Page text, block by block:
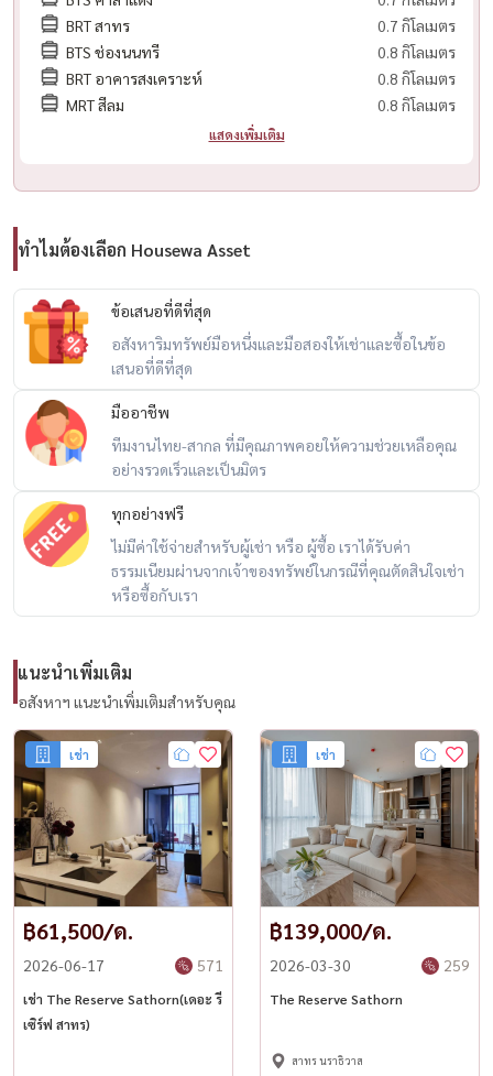
📣 For rent, The Reserve Sathorn condo, beautiful room, spacious,
fully furnished, ready to move in! ✨
📍 Good location in the heart of Sathorn
✅ Size 57 sq.m. 11th floor
✅ 1 bedroom + Room Plus (office room), 1 bathroom (with
bathtub)
✅ Living room + separate kitchen
✅ Fully furnished, ready to move in on March 8, 2025
💰 Rent 61,500 baht / month
📌 Conditions
● 2 months deposit + 1 month advance payment
● Minimum contract 1 year
🏢 Premium facilities
■Luxury fitness / yoga and boxing studio
■Colonial style swimming pool
📍 Nearby places
✔ Lumpini Park | Silom Complex | Siam Paragon | Central World
✔ St. Joseph Convent | Chulalongkorn University
✔ BNH Hospital | Chulalongkorn Hospital
📞 Contact us
📱 Call / WhatsApp:
📧 Email:Namthip@housewathailand.com
BRT สาทร
0.7 กิโลเมตร
BTS ช่องนนทรี
0.8 กิโลเมตร
BRT อาคารสงเคราะห์
0.8 กิโลเมตร
MRT สีลม
0.8 กิโลเมตร
แสดงเพิ่มเติม
ทำไมต้องเลือก Housewa Asset
ข้อเสนอที่ดีที่สุด
อสังหาริมทรัพย์มือหนึ่งและมือสองให้เช่าและซื้อในข้อ
เสนอที่ดีที่สุด
มืออาชีพ
ทีมงานไทย-สากล ที่มีคุณภาพคอยให้ความช่วยเหลือคุณ
อย่างรวดเร็วและเป็นมิตร
ทุกอย่างฟรี
ไม่มีค่าใช้จ่ายสำหรับผู้เช่า หรือ ผู้ซื้อ เราได้รับค่า
ธรรมเนียมผ่านจากเจ้าของทรัพย์ในกรณีที่คุณตัดสินใจเช่า
หรือซื้อกับเรา
แนะนำเพิ่มเติม
อสังหาฯ แนะนำเพิ่มเติมสำหรับคุณ
เช่า
฿61,500/ด.
2026-06-17 571
เช่า The Reserve Sathorn(เดอะ รี
เซิร์ฟ สาทร)
เช่า
฿139,000/ด.
2026-03-30 259
The Reserve Sathorn
สาทร นราธิวาส